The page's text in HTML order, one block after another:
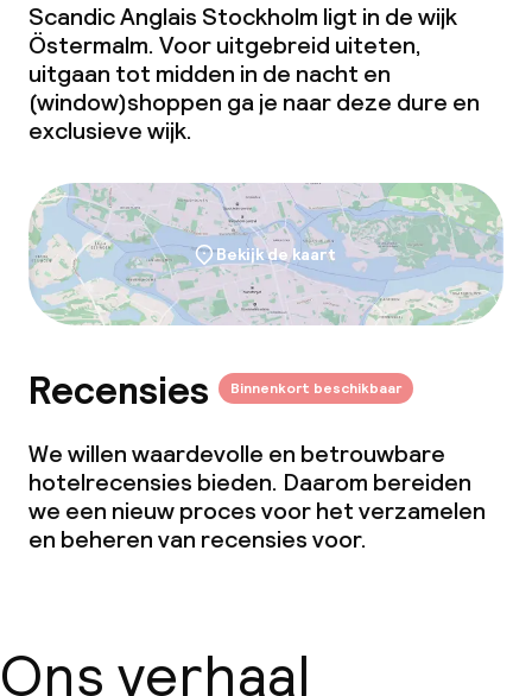
Scandic Anglais Stockholm ligt in de wijk
Östermalm. Voor uitgebreid uiteten,
uitgaan tot midden in de nacht en
(window)shoppen ga je naar deze dure en
exclusieve wijk.
Bekijk de kaart
Recensies Binnenkort beschikbaar
We willen waardevolle en betrouwbare
hotelrecensies bieden. Daarom bereiden
we een nieuw proces voor het verzamelen
en beheren van recensies voor.
Ons verhaal